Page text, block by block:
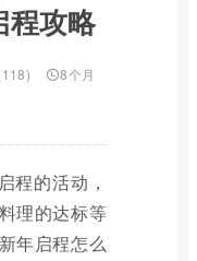
程攻略
8个月
程的活动，
理的达标等
年启程怎么